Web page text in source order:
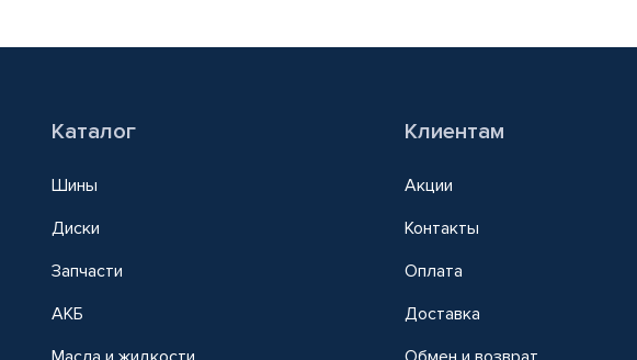
Каталог
Шины
Диски
Запчасти
АКБ
Клиентам
Акции
Контакты
Оплата
Доставка